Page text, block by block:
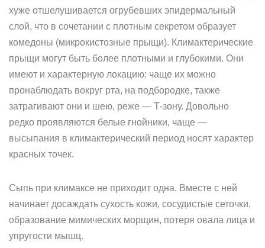
хуже отшелушивается огрубевших эпидермальный
слой, что в сочетании с плотным секретом образует
комедоны (микрокистозные прыщи). Климактерические
прыщи могут быть более плотными и глубокими. Они
имеют и характерную локацию: чаще их можно
пронаблюдать вокруг рта, на подбородке, также
затрагивают они и шею, реже — Т-зону. Довольно
редко проявляются белые гнойники, чаще —
высыпания в климактерический период носят характер
красных точек.
Сыпь при климаксе не приходит одна. Вместе с ней
начинает досаждать сухость кожи, сосудистые сеточки,
образование мимических морщин, потеря овала лица и
упругости мышц.